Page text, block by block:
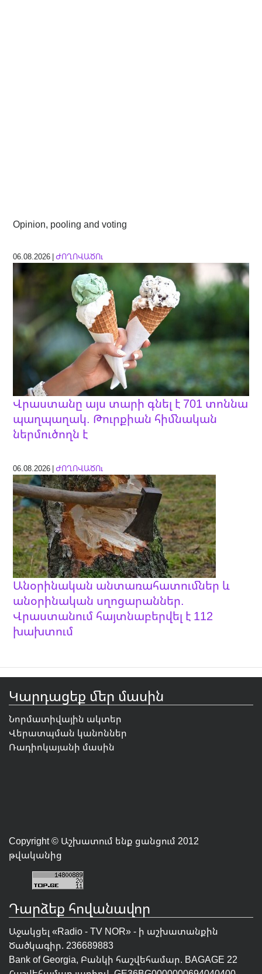
Opinion, pooling and voting
06.08.2026 |ԺՈՂՈՎԱԾՈւ
Վրաստանը այս տարի գնել է 701 տոննա
պաղպաղակ. Թուրքիան հիմնական
ներմուծողն է
06.08.2026 |ԺՈՂՈՎԱԾՈւ
Անօրինական անտառահատումներ և
անօրինական սղոցարաններ.
Վրաստանում հայտնաբերվել է 112
խախտում
Կարդացեք մեր մասին
Նորմատիվային ակտեր
Վերատպման կանոններ
Ռադիոկայանի մասին
Copyright © Աշխատում ենք ցանցում 2012
թվականից
Դարձեք հովանավոր
Աջակցել «Radio - TV NOR» - ի աշխատանքին
Ծածկագիր. 236689883
Bank of Georgia, Բանկի հաշվեհամար. BAGAGE 22